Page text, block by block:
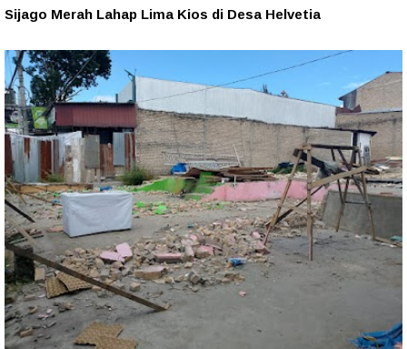
Sijago Merah Lahap Lima Kios di Desa Helvetia